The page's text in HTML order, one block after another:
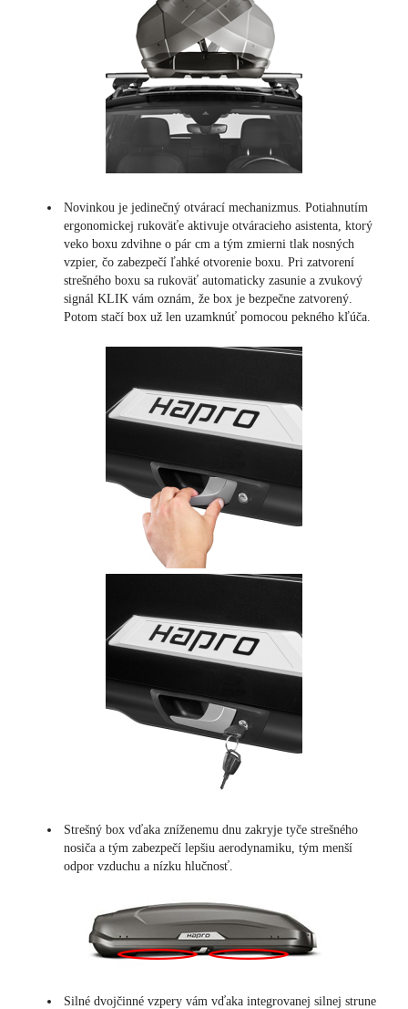
Novinkou je jedinečný otvárací mechanizmus. Potiahnutím
ergonomickej rukoväťe aktivuje otváracieho asistenta, ktorý
veko boxu zdvihne o pár cm a tým zmierni tlak nosných
vzpier, čo zabezpečí ľahké otvorenie boxu. Pri zatvorení
strešného boxu sa rukoväť automaticky zasunie a zvukový
signál KLIK vám oznám, že box je bezpečne zatvorený.
Potom stačí box už len uzamknúť pomocou pekného kľúča.
Strešný box vďaka zníženemu dnu zakryje tyče strešného
nosiča a tým zabezpečí lepšiu aerodynamiku, tým menší
odpor vzduchu a nízku hlučnosť.
Silné dvojčinné vzpery vám vďaka integrovanej silnej strune